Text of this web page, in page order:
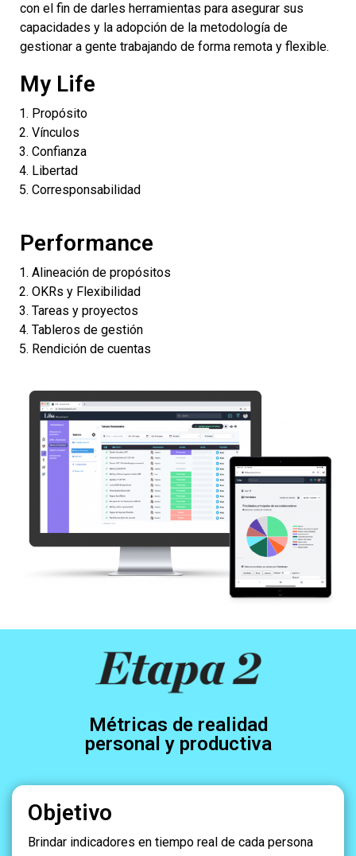
con el fin de darles herramientas para asegurar sus
capacidades y la adopción de la metodología de
gestionar a gente trabajando de forma remota y flexible.
My Life
Propósito
Vínculos
Confianza
Libertad
Corresponsabilidad
Performance
Alineación de propósitos
OKRs y Flexibilidad
Tareas y proyectos
Tableros de gestión
Rendición de cuentas
Métricas de realidad
personal y productiva
Objetivo
Brindar indicadores en tiempo real de cada persona